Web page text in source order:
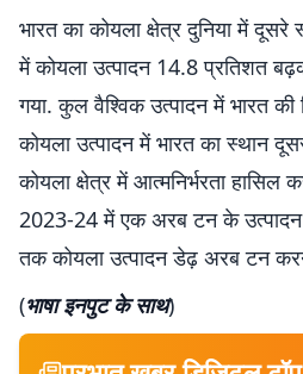
भारत का कोयला क्षेत्र दुनिया में
में कोयला उत्पादन 14.8 प्रतिशत
गया. कुल वैश्विक उत्पादन में भारत की
कोयला उत्पादन में भारत का स्थान
कोयला क्षेत्र में आत्मनिर्भरता
2023-24 में एक अरब टन के
तक कोयला उत्पादन डेढ़ अरब टन
(भाषा इनपुट के साथ)